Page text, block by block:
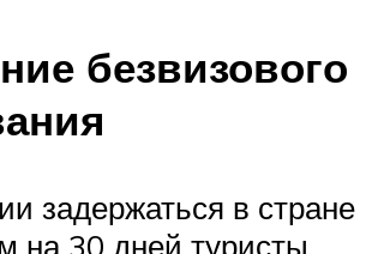
безвизового
задержаться в стране
на 30 дней туристы